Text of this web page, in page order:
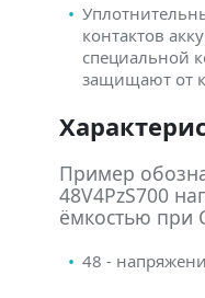
контактов
специальной
защищают от
Пример
48V4PzS700
ёмкостью при
48 -